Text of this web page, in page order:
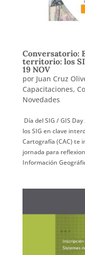
Conversatorio:
territorio: los
19 NOV
por Juan Cruz
Capacitaciones,
Novedades
Día del SIG / GIS
los SIG en clave
Cartografía (CAC) te
jornada para
Información